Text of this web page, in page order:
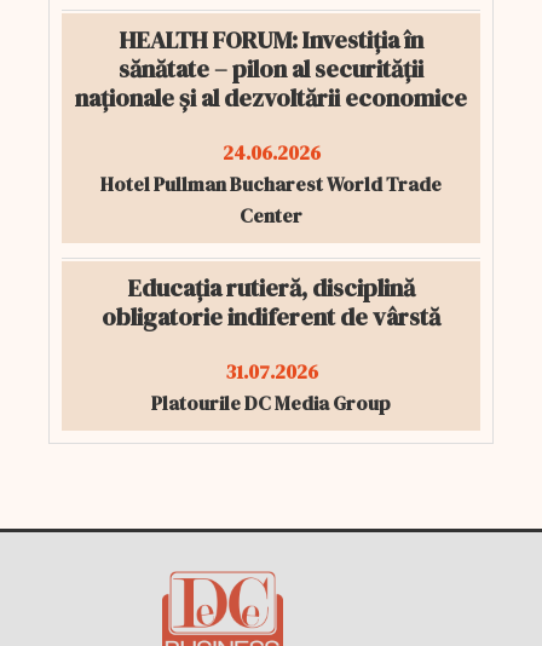
HEALTH FORUM: Investiția în
sănătate – pilon al securității
naționale și al dezvoltării economice
24.06.2026
Hotel Pullman Bucharest World Trade
Center
Educația rutieră, disciplină
obligatorie indiferent de vârstă
31.07.2026
Platourile DC Media Group